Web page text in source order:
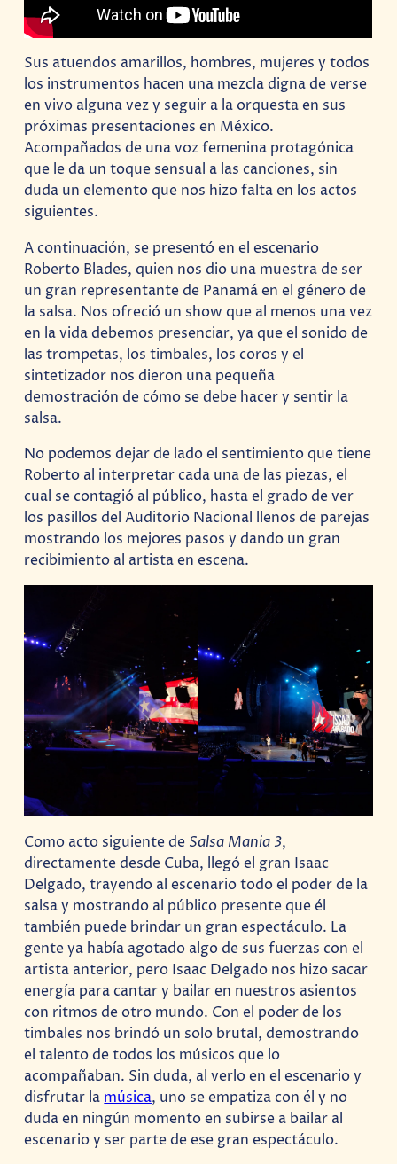
Sus atuendos amarillos, hombres, mujeres y todos
los instrumentos hacen una mezcla digna de verse
en vivo alguna vez y seguir a la orquesta en sus
próximas presentaciones en México.
Acompañados de una voz femenina protagónica
que le da un toque sensual a las canciones, sin
duda un elemento que nos hizo falta en los actos
siguientes.
A continuación, se presentó en el escenario
Roberto Blades, quien nos dio una muestra de ser
un gran representante de Panamá en el género de
la salsa. Nos ofreció un show que al menos una vez
en la vida debemos presenciar, ya que el sonido de
las trompetas, los timbales, los coros y el
sintetizador nos dieron una pequeña
demostración de cómo se debe hacer y sentir la
salsa.
No podemos dejar de lado el sentimiento que tiene
Roberto al interpretar cada una de las piezas, el
cual se contagió al público, hasta el grado de ver
los pasillos del Auditorio Nacional llenos de parejas
mostrando los mejores pasos y dando un gran
recibimiento al artista en escena.
Como acto siguiente de Salsa Mania 3,
directamente desde Cuba, llegó el gran Isaac
Delgado, trayendo al escenario todo el poder de la
salsa y mostrando al público presente que él
también puede brindar un gran espectáculo. La
gente ya había agotado algo de sus fuerzas con el
artista anterior, pero Isaac Delgado nos hizo sacar
energía para cantar y bailar en nuestros asientos
con ritmos de otro mundo. Con el poder de los
timbales nos brindó un solo brutal, demostrando
el talento de todos los músicos que lo
acompañaban. Sin duda, al verlo en el escenario y
disfrutar la música, uno se empatiza con él y no
duda en ningún momento en subirse a bailar al
escenario y ser parte de ese gran espectáculo.